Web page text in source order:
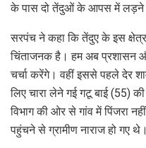
के पास दो तेंदुओं के आपस में लड़ने
सरपंच ने कहा कि तेंदुए के इस
चिंताजनक है। हम अब प्रशासन
चर्चा करेंगे। वहीं इससे पहले देर
लिए चारा लेने गई गटू बाई (55)
विभाग की ओर से गांव में पिंजरा
पहुंचने से ग्रामीण नाराज हो गए थे।